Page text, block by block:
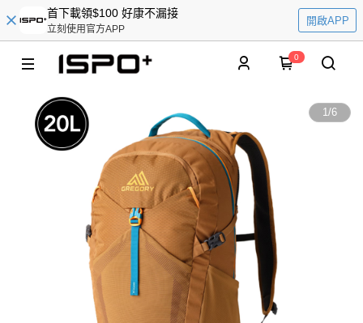
首下載領$100 好康不漏接
立刻使用官方APP
開啟APP
0
1/6